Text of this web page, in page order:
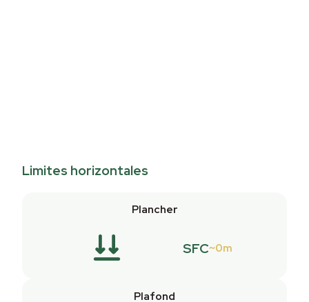
Limites horizontales
Plancher
SFC 0m
Plafond